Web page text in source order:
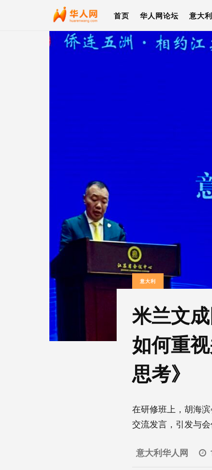
首页 华人网论坛 意大利
意大利
米兰文
如何重
思考》
在研修班上，胡海
交流发言，引发与
意大利华人网